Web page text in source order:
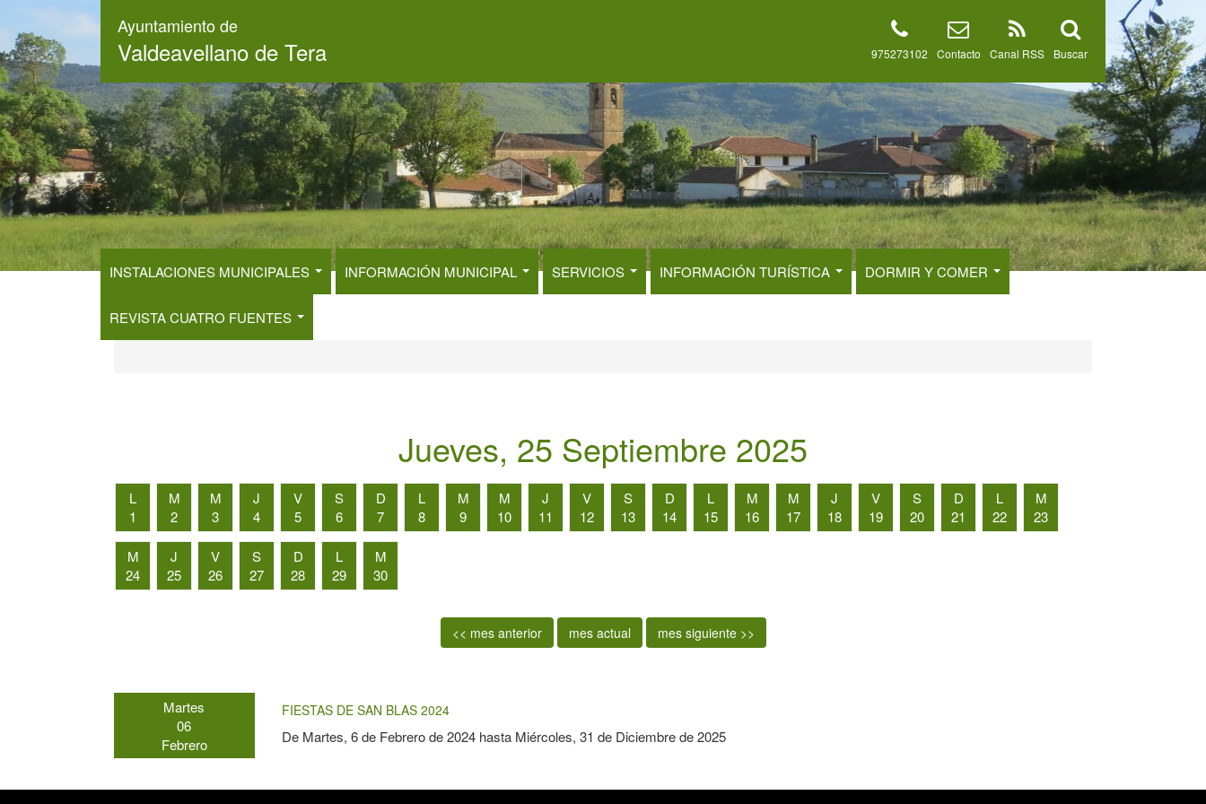
contenido
principal
Ayuntamiento de
Valdeavellano de Tera Buscar
Canal RSS
Contacto
975273102
INSTALACIONES MUNICIPALES INFORMACIÓN MUNICIPAL SERVICIOS INFORMACIÓN TURÍSTICA DORMIR Y COMER
REVISTA CUATRO FUENTES
Jueves, 25 Septiembre 2025
L
1
M
2
M
3
J
4
V
5
S
6
D
7
L
8
M
9
M
10
J
11
V
12
S
13
D
14
L
15
M
16
M
17
J
18
V
19
S
20
D
21
L
22
M
23
M
24
J
25
V
26
S
27
D
28
L
29
M
30
<< mes anterior mes actual mes siguiente >>
Martes
06
Febrero
FIESTAS DE SAN BLAS 2024
De Martes, 6 de Febrero de 2024hasta Miércoles, 31 de Diciembre de 2025